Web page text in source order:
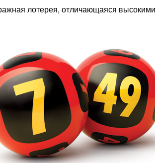
лотерея, отличающаяся